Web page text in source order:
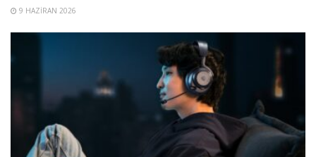
9 HAZIRAN 2026